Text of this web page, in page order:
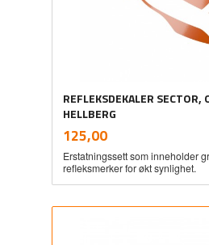
REFLEKSDEKALER SECTOR,
HELLBERG
Pris
125,00mva.
Erstatningssett som inneholder
refleksmerker for økt synlighet.